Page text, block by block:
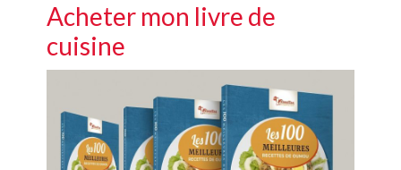
Acheter mon livre de
cuisine